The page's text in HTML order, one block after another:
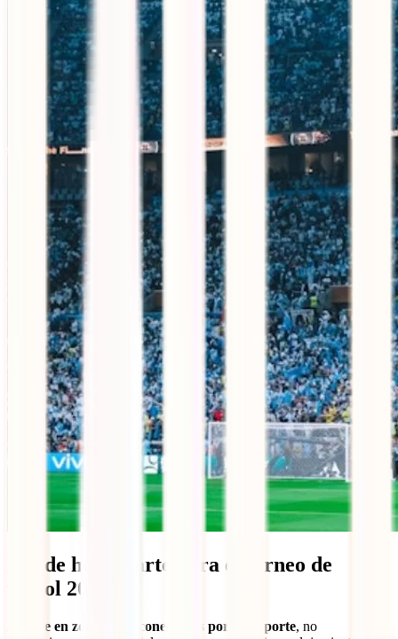
Dónde hospedarte para el torneo de
fútbol 2026
Alójate en zonas bien conectadas por transporte, no